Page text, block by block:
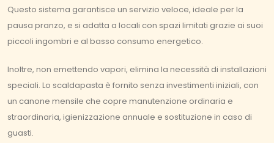
Questo sistema garantisce un servizio veloce, ideale per la
pausa pranzo, e si adatta a locali con spazi limitati grazie ai suoi
piccoli ingombri e al basso consumo energetico.
Inoltre, non emettendo vapori, elimina la necessità di installazioni
speciali. Lo scaldapasta è fornito senza investimenti iniziali, con
un canone mensile che copre manutenzione ordinaria e
straordinaria, igienizzazione annuale e sostituzione in caso di
guasti.